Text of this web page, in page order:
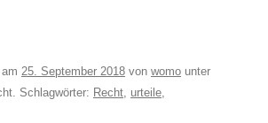
25. September 2018 von womo unter
Schlagwörter: Recht, urteile,